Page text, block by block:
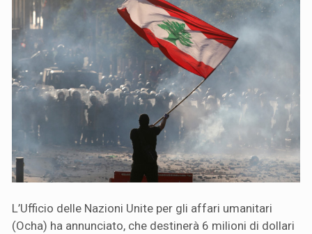
L’Ufficio delle Nazioni Unite per gli affari umanitari
(Ocha) ha annunciato, che destinerà 6 milioni di dollari